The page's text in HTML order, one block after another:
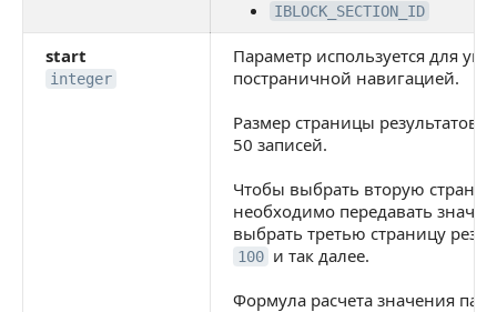
IBLOCK_SECTION_ID
start
integer
Параметр используется для
постраничной навигацией.
Размер страницы результатов
50 записей.
Чтобы выбрать вторую
необходимо передавать
выбрать третью страницу
100 и так далее.
Формула расчета значения